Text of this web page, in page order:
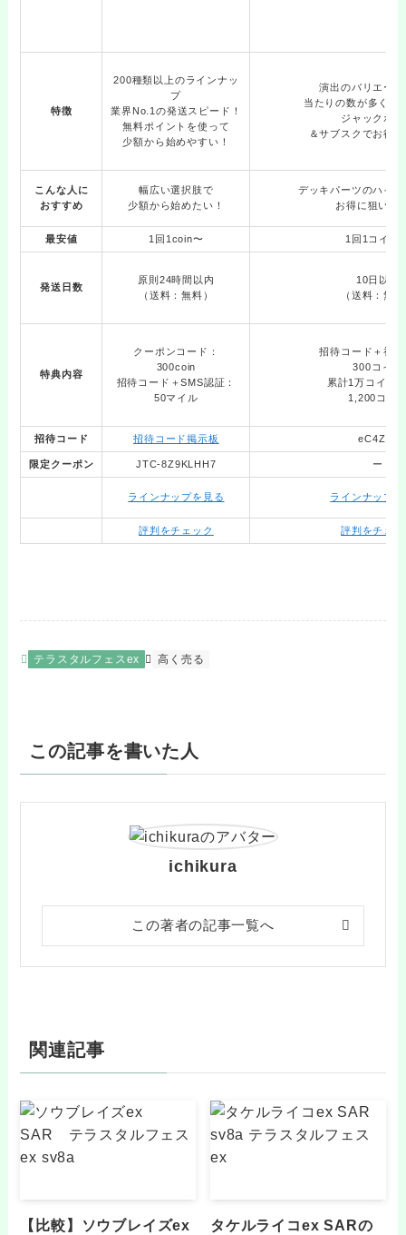
特徴
200種類以上のラインナッ
プ
業界No.1の発送スピード！
無料ポイントを使って
少額から始めやすい！
演出のバリエー
当たりの数が多くて
ジャックポ
＆サブスクでお得
こんな人に
おすすめ
幅広い選択肢で
少額から始めたい！
デッキパーツのハイ
お得に狙いた
最安値 1回1coin〜 1回1コイン
発送日数
原則24時間以内
（送料：無料）
10日以内
（送料：無
特典内容
クーポンコード：
300coin
招待コード＋SMS認証：
50マイル
招待コード＋初
300コイン
累計1万コイン
1,200コイ
招待コード 招待コード掲示板 eC4Zdp
限定クーポン JTC-8Z9KLHH7 ー
ラインナップを見る ラインナップ
評判をチェック 評判をチェ
テラスタルフェスex 高く売る
この記事を書いた人
ichikura
この著者の記事一覧へ
関連記事
【比較】ソウブレイズex
タケルライコex SARの